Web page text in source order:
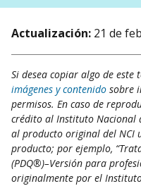
Actualización: 21 de
Si desea copiar algo de este
imágenes y contenido sobre
permisos. En caso de
crédito al Instituto Nacional
al producto original del NCI
producto; por ejemplo,
(PDQ®)–Versión para
originalmente por el